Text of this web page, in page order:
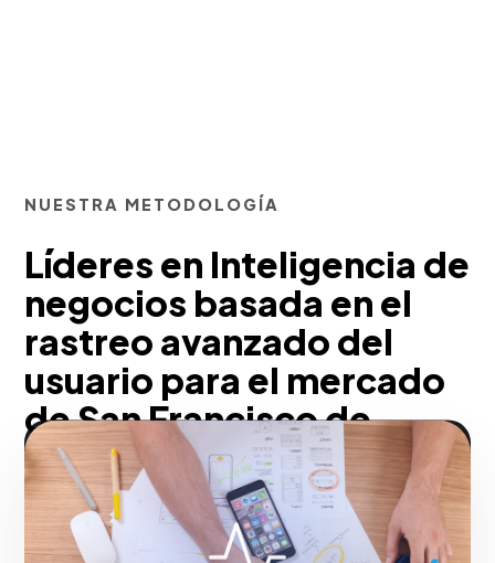
NUESTRA METODOLOGÍA
Líderes en Inteligencia de
negocios basada en el
rastreo avanzado del
usuario para el mercado
de San Francisco de
Macorís
Con nuestra metodología, reemplazamos